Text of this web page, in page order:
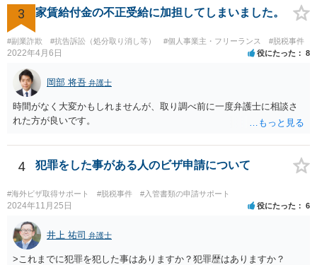
3 家賃給付金の不正受給に加担してしまいました。
#副業詐欺 #抗告訴訟（処分取り消し等） #個人事業主・フリーランス #脱税事件
2022年4月6日 役にたった 8
岡部 将吾 弁護士
時間がなく大変かもしれませんが、取り調べ前に一度弁護士に相談さ
れた方が良いです。
4 犯罪をした事がある人のビザ申請について
#海外ビザ取得サポート #脱税事件 #入管書類の申請サポート
2024年11月25日 役にたった 6
井上 祐司 弁護士
>これまでに犯罪を犯した事はありますか？犯罪歴はありますか？